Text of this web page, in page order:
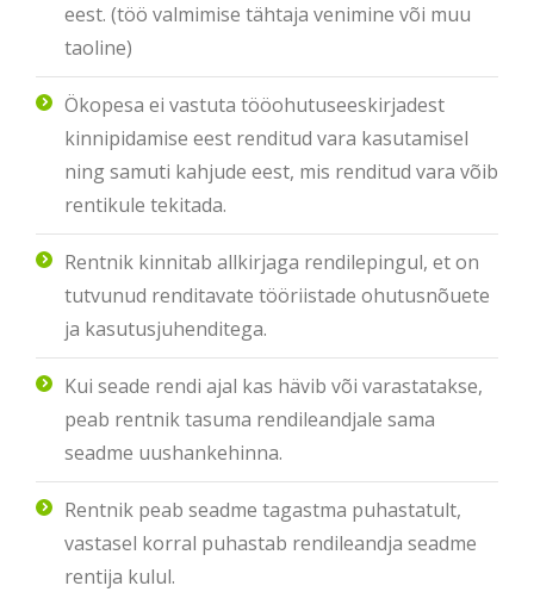
eest. (töö valmimise tähtaja venimine või muu
taoline)
Ökopesa ei vastuta tööohutuseeskirjadest
kinnipidamise eest renditud vara kasutamisel
ning samuti kahjude eest, mis renditud vara võib
rentikule tekitada.
Rentnik kinnitab allkirjaga rendilepingul, et on
tutvunud renditavate tööriistade ohutusnõuete
ja kasutusjuhenditega.
Kui seade rendi ajal kas hävib või varastatakse,
peab rentnik tasuma rendileandjale sama
seadme uushankehinna.
Rentnik peab seadme tagastma puhastatult,
vastasel korral puhastab rendileandja seadme
rentija kulul.